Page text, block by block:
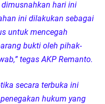
hari ini
ini dilakukan sebagai
untuk mencegah
bukti oleh pihak-
tegas AKP Remanto.
secara terbuka ini
hukum yang